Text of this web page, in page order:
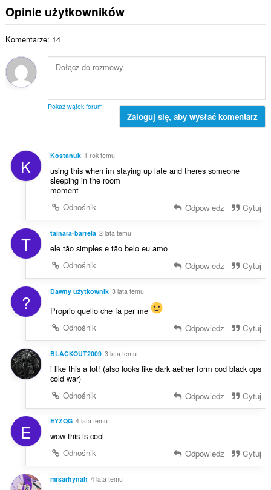
Opinie użytkowników
Komentarze: 14
Pokaż wątek forum
Zaloguj się, aby wysłać komentarz
K Kostanuk 1 rok temu
using this when im staying up late and theres someone
sleeping in the room
moment
Odnośnik
Odpowiedz Cytuj
T tainara-barrela 2 lata temu
ele tão simples e tão belo eu amo
Odnośnik
Odpowiedz Cytuj
? Dawny użytkownik 3 lata temu
Proprio quello che fa per me
Odnośnik
Odpowiedz Cytuj
BLACKOUT2009 3 lata temu
i like this a lot! (also looks like dark aether form cod black ops
cold war)
Odnośnik
Odpowiedz Cytuj
E EYZQG 4 lata temu
wow this is cool
Odnośnik
Odpowiedz Cytuj
mrsarhynah 4 lata temu